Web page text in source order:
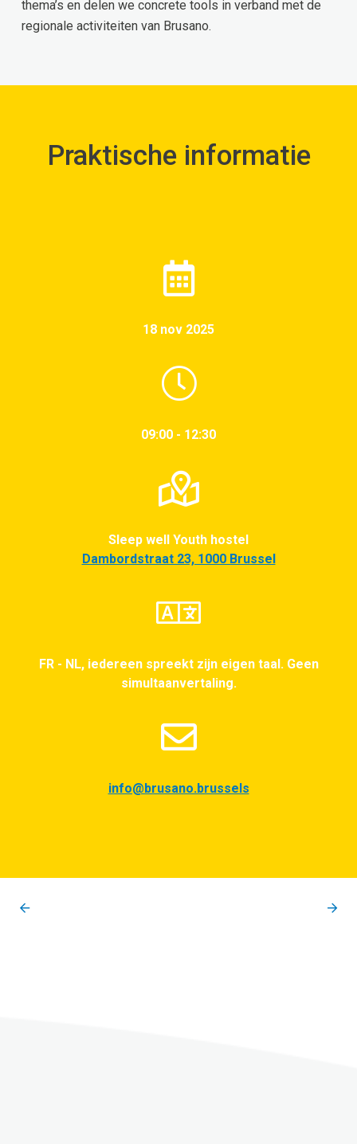
thema’s en delen we concrete tools in verband met de
regionale activiteiten van Brusano.
Praktische informatie
18 nov 2025
09:00 - 12:30
Sleep well Youth hostel
Dambordstraat 23, 1000 Brussel
FR - NL, iedereen spreekt zijn eigen taal. Geen
simultaanvertaling.
info@brusano.brussels